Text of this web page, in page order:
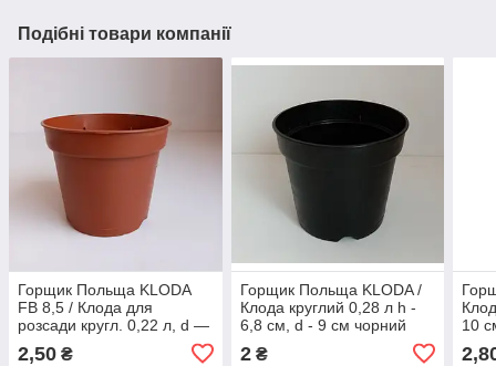
Подібні товари компанії
Горщик Польща KLODA
FB 8,5 / Клода для
розсади кругл. 0,22 л, d —
8,3 см, h — 6,6 см теракот
2,50 ₴
Горщик Польща KLODA /
Клода круглий 0,28 л h -
6,8 см, d - 9 см чорний
2₴
10